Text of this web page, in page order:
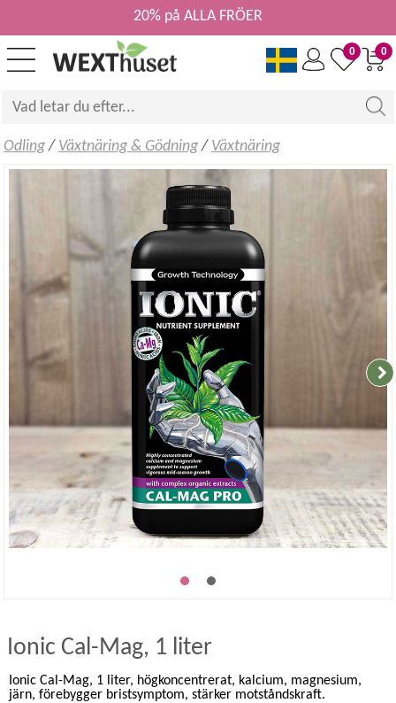
0
0
20% på ALLA FRÖER
Odling/ Växtnäring & Gödning/ Växtnäring
Ionic Cal-Mag, 1 liter
Ionic Cal-Mag, 1 liter, högkoncentrerat, kalcium, magnesium,
järn, förebygger bristsymptom, stärker motståndskraft.